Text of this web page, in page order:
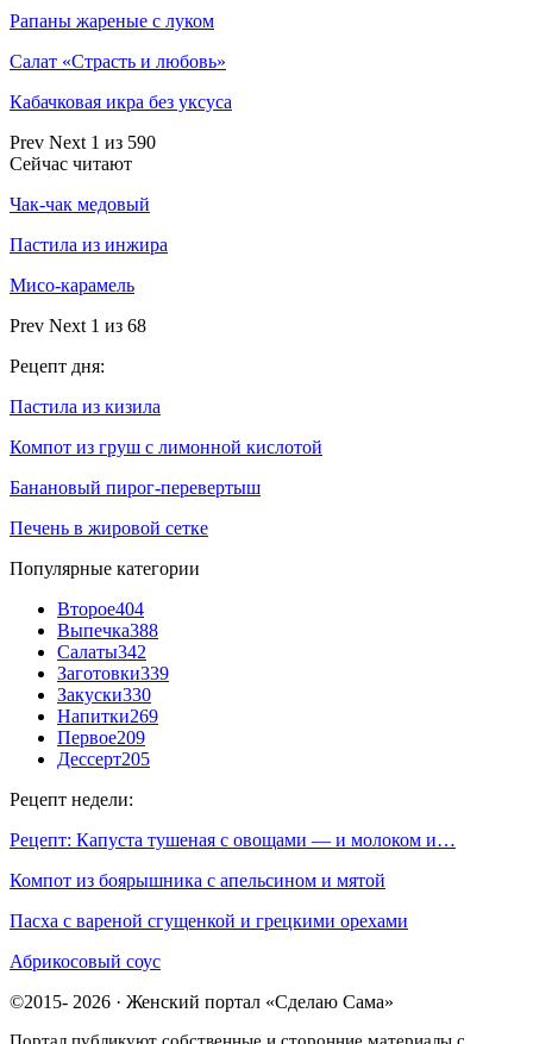
Рапаны жареные с луком
Салат «Страсть и любовь»
Кабачковая икра без уксуса
Prev Next 1 из 590
Сейчас читают
Чак-чак медовый
Пастила из инжира
Мисо-карамель
Prev Next 1 из 68
Рецепт дня:
Пастила из кизила
Компот из груш с лимонной кислотой
Банановый пирог-перевертыш
Печень в жировой сетке
Популярные категории
Второе404
Выпечка388
Салаты342
Заготовки339
Закуски330
Напитки269
Первое209
Дессерт205
Рецепт недели:
Рецепт: Капуста тушеная с овощами — и молоком и…
Компот из боярышника с апельсином и мятой
Пасха с вареной сгущенкой и грецкими орехами
Абрикосовый соус
©2015- 2026 · Женский портал «Сделаю Сама»